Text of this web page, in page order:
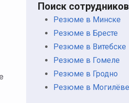
Поиск сотрудников
Резюме в Минске
Резюме в Бресте
Резюме в Витебске
Резюме в Гомеле
Резюме в Гродно
Резюме в Могилёве